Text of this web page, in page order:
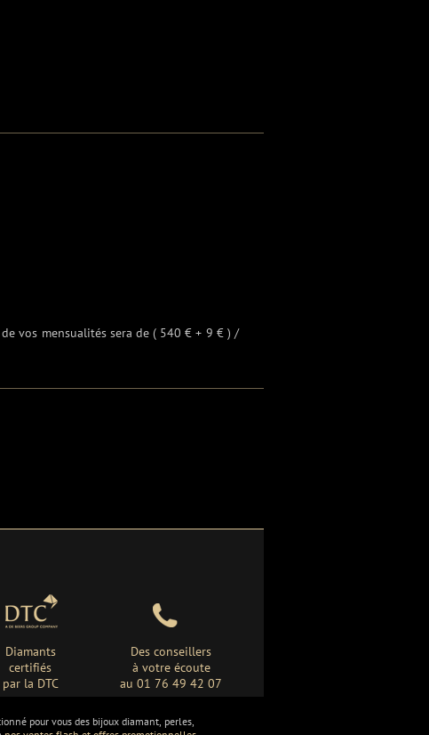
vos mensualités sera de ( 540 € + 9 € ) /
Diamants
certifiés
par la DTC
Des conseillers
à votre écoute
au 01 76 49 42 07
pour vous des bijoux diamant, perles,